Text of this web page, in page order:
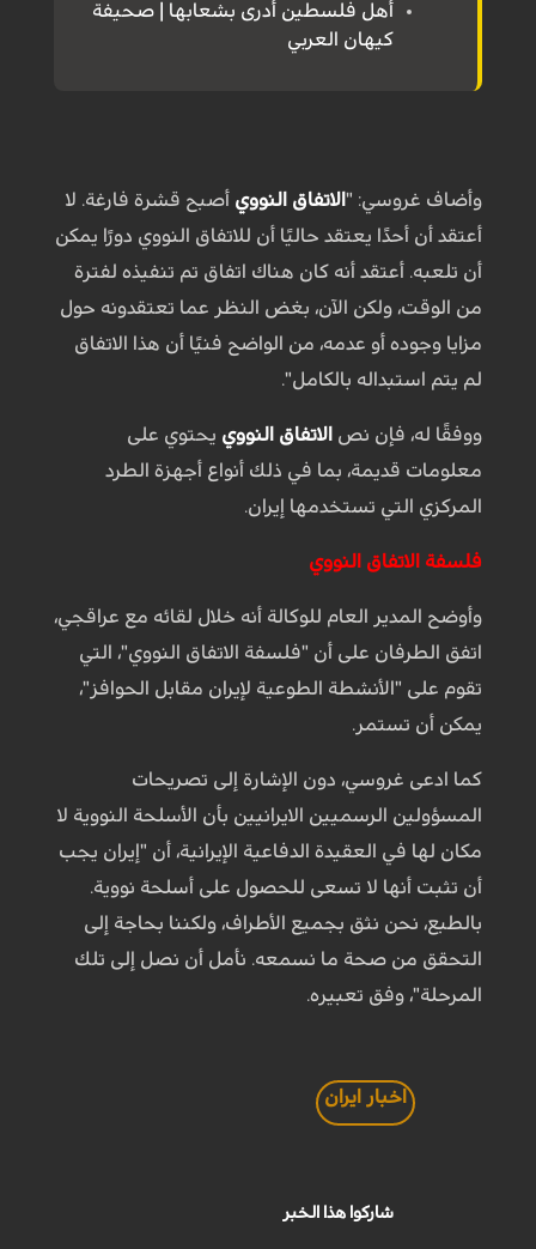
أهل فلسطين أدرى بشعابها | صحيفة
كيهان العربي
وأضاف غروسي: "الاتفاق النووي أصبح قشرة فارغة. لا
أعتقد أن أحدًا يعتقد حاليًا أن للاتفاق النووي دورًا يمكن
أن تلعبه. أعتقد أنه كان هناك اتفاق تم تنفيذه لفترة
من الوقت، ولكن الآن، بغض النظر عما تعتقدونه حول
مزايا وجوده أو عدمه، من الواضح فنيًا أن هذا الاتفاق
لم يتم استبداله بالكامل".
ووفقًا له، فإن نص الاتفاق النووي يحتوي على
معلومات قديمة، بما في ذلك أنواع أجهزة الطرد
المركزي التي تستخدمها إيران.
فلسفة الاتفاق النووي
وأوضح المدير العام للوكالة أنه خلال لقائه مع عراقجي،
اتفق الطرفان على أن "فلسفة الاتفاق النووي"، التي
تقوم على "الأنشطة الطوعية لإيران مقابل الحوافز"،
يمكن أن تستمر.
كما ادعى غروسي، دون الإشارة إلى تصريحات
المسؤولين الرسميين الايرانيين بأن الأسلحة النووية لا
مكان لها في العقيدة الدفاعية الإيرانية، أن "إيران يجب
أن تثبت أنها لا تسعى للحصول على أسلحة نووية.
بالطبع، نحن نثق بجميع الأطراف، ولكننا بحاجة إلى
التحقق من صحة ما نسمعه. نأمل أن نصل إلى تلك
المرحلة"، وفق تعبيره.
اخبار ايران
شاركوا هذا الخبر